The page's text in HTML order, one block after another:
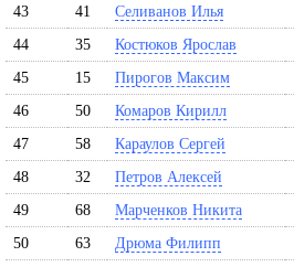
43
41 Селиванов Илья
44
35 Костюков Ярослав
45
15 Пирогов Максим
46
50 Комаров Кирилл
47
58 Караулов Сергей
48
32 Петров Алексей
49
68 Марченков Никита
50
63 Дрюма Филипп